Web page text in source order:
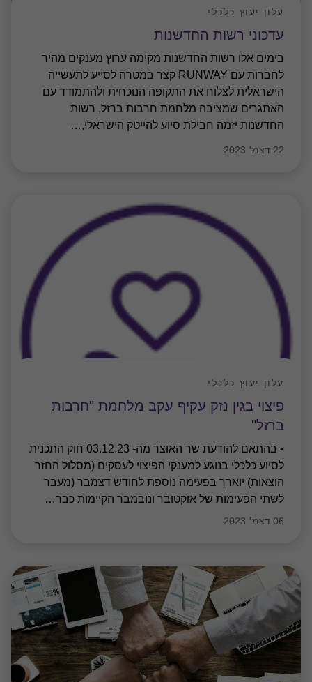
עדכוני רשות החדשנות
עלון יעוץ כלכלי
בימים אלו רשות החדשנות מקימה ערוץ מענקים מהיר
לחברות עם RUNWAY קצר במטרה לסייע לתעשייה
הישראלית לצלוח את התקופה הנוכחית ולהתמודד עם
האתגרים שמציבה מלחמת חרבות ברזל, רשות
החדשנות יזמה חבילת סיוע להייטק הישראלי,…
22 דצמ׳ 2023
פיצוי בגין נזק עקיף עקב מלחמת "חרבות
ברזל"
עלון יעוץ כלכלי
• בהתאם להודעת שר האוצר מה- 03.12.23 חוק התכנית
לסיוע כלכלי בנוגע למענקי הפיצוי לעסקים (מסלול החזר
הוצאות) יוארך בפעימה נוספת לחודש דצמבר (מעבר
לשתי הפעימות של אוקטובר ונובמבר הקיימות כבר…
06 דצמ׳ 2023